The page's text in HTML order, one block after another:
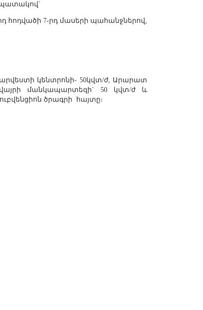
հոդվածի 7-րդ մասերի պահանջներով,
կենտրոնի- 50կվտ/ժ, Արարատ
մանկապարտեզի` 50 կվտ/ժ և
ծրագրի հայտը։